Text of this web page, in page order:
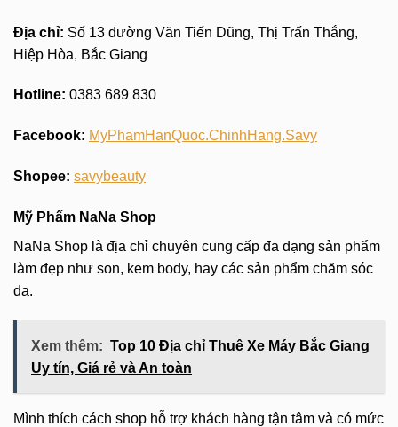
Địa chỉ: Số 13 đường Văn Tiến Dũng, Thị Trấn Thắng,
Hiệp Hòa, Bắc Giang
Hotline: 0383 689 830
Facebook: MyPhamHanQuoc.ChinhHang.Savy
Shopee: savybeauty
Mỹ Phẩm NaNa Shop
NaNa Shop là địa chỉ chuyên cung cấp đa dạng sản phẩm
làm đẹp như son, kem body, hay các sản phẩm chăm sóc
da.
Xem thêm: Top 10 Địa chỉ Thuê Xe Máy Bắc Giang
Uy tín, Giá rẻ và An toàn
Mình thích cách shop hỗ trợ khách hàng tận tâm và có mức